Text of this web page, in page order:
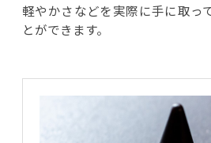
軽やかさなどを実際に手に取っ
とができます。